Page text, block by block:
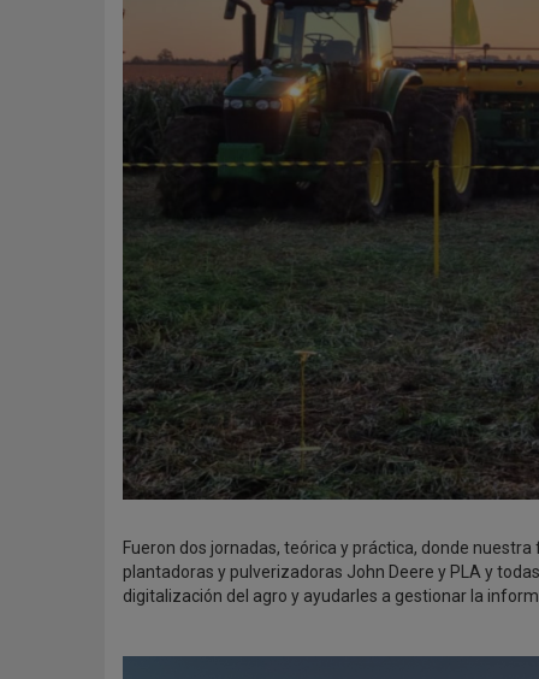
Fueron dos jornadas, teórica y práctica, donde
plantadoras y pulverizadoras John Deere y PLA y
digitalización del agro y ayudarles a gestionar la